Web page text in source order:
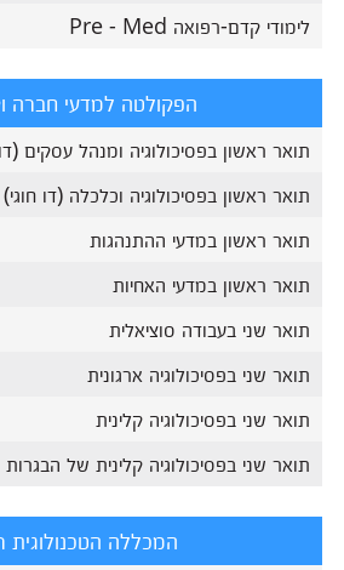
לימודי קדם-רפואה Pre - Med
הפקולטה למדעי חברה
תואר ראשון בפסיכולוגיה ומנהל עסקים
תואר ראשון בפסיכולוגיה וכלכלה (דו חוגי)
תואר ראשון במדעי ההתנהגות
תואר ראשון במדעי האחיות
תואר שני בעבודה סוציאלית
תואר שני בפסיכולוגיה ארגונית
תואר שני בפסיכולוגיה קלינית
תואר שני בפסיכולוגיה קלינית של הבגרות
המכללה הטכנולוגית